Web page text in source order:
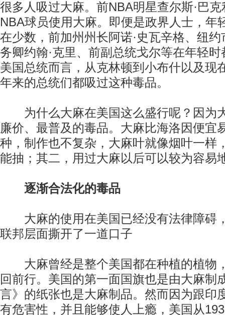
很多人吸过大麻。前NBA明星查尔斯·巴
NBA球员使用大麻。即便是政界人士，年
在少数，前加州州长阿诺·史瓦辛格、纽
务卿约翰·克里、前副总统戈尔等在年轻
美国总统而言，从克林顿到小布什以及现
年来的总统们都吸过这种毒品。
为什么大麻在美国这么盛行呢？因为
廉价、最普及的毒品。大麻比海洛因便宜
种，制作也不复杂，大麻叶就像烟叶一样
能抽；其二，用过大麻以后可以较为容易
逐渐合法化的毒品
大麻的使用在美国已经没有法律障碍
联邦层面撕开了一道口子
大麻曾经是整个美国都在种植的植物
回前行。美国的第一面国旗也是由大麻制
言》的纸张也是大麻制品。然而因为跟印
有危害性，并且能够使人上瘾，美国从